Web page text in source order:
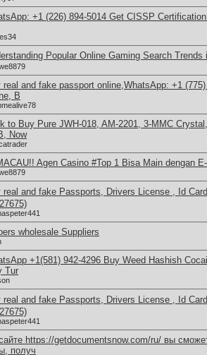
+1 (226) 894-5014​ Get CISSP
Popular Online Gaming Search Trends
real and fake passport online,WhatsApp: +1
B
to Buy Pure JWH-018, AM-2201, 3-MMC
Now
Agen Casino #Top 1 Bisa Main dengan
real and fake Passports, Drivers License , Id
wholesale Suppliers
+1(581) 942-4296 Buy Weed Hashish
Tur
real and fake Passports, Drivers License , Id
https://getdocumentsnow.com/ru/ вы
получ